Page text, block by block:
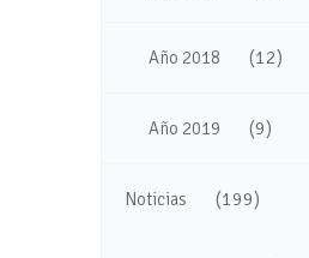
Año 2018 (12)
Año 2019 (9)
Noticias (199)